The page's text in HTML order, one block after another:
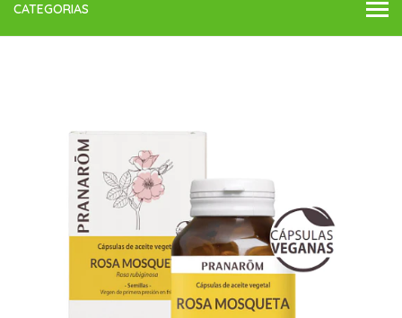
CATEGORIAS